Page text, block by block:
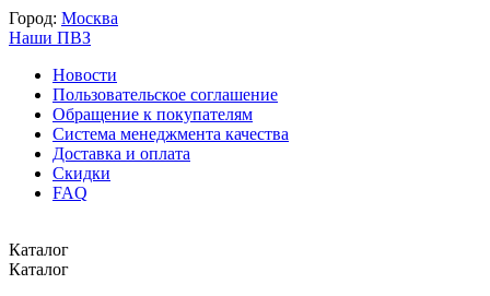
Город: Москва
Наши ПВЗ
Новости
Пользовательское соглашение
Обращение к покупателям
Система менеджмента качества
Доставка и оплата
Скидки
FAQ
Каталог
Каталог